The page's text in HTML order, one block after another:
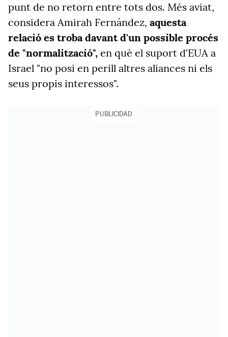
punt de no retorn entre tots dos. Més aviat,
considera Amirah Fernández, aquesta
relació es troba davant d'un possible procés
de "normalització", en què el suport d'EUA a
Israel "no posi en perill altres aliances ni els
seus propis interessos".
PUBLICIDAD